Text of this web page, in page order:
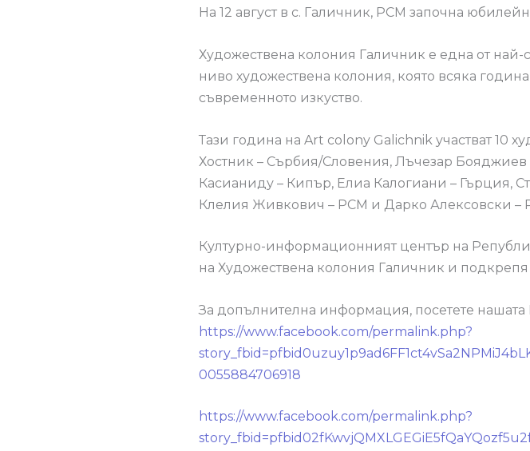
На 12 август в с. Галичник, РСМ започна
Художествена колония Галичник е една от
ниво художествена колония, която всяка
съвременното изкуство.
Тази година на Art colony Galichnik участват 10
Хостник – Сърбия/Словения, Лъчезар
Касианиду – Кипър, Елиа Калогиани – Гърция,
Клелия Живкович – РСМ и Дарко Алексовски –
Културно-информационният център на
на Художествена колония Галичник и
За допълнителна информация, посетете нашата
https://www.facebook.com/permalink.php?
0055884706918
https://www.facebook.com/permalink.php?